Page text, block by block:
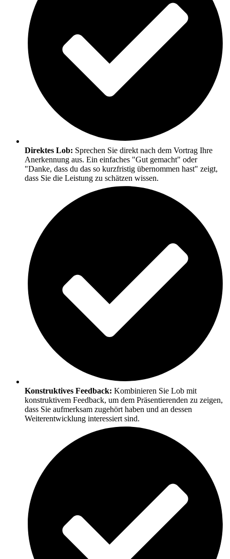
Direktes Lob: Sprechen Sie direkt nach dem Vortrag Ihre
Anerkennung aus. Ein einfaches "Gut gemacht" oder
"Danke, dass du das so kurzfristig übernommen hast" zeigt,
dass Sie die Leistung zu schätzen wissen.
Konstruktives Feedback: Kombinieren Sie Lob mit
konstruktivem Feedback, um dem Präsentierenden zu zeigen,
dass Sie aufmerksam zugehört haben und an dessen
Weiterentwicklung interessiert sind.